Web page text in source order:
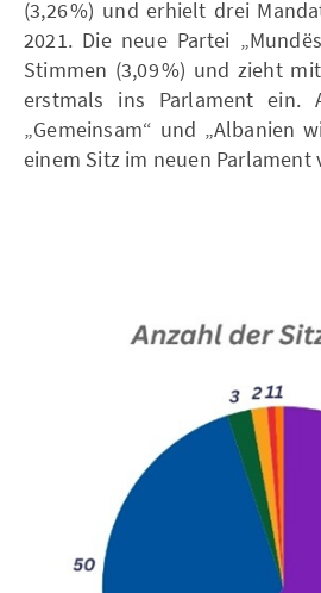
(3,26 %) und erhielt drei
2021. Die neue Partei
Stimmen (3,09 %) und zieht
erstmals ins Parlament ein.
„Gemeinsam“ und „Albanien
einem Sitz im neuen Parlament